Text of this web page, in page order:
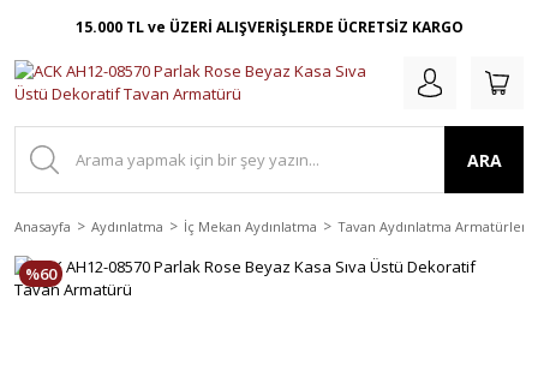
15.000 TL ve ÜZERİ ALIŞVERİŞLERDE ÜCRETSİZ KARGO
ARA
Anasayfa Aydınlatma İç Mekan Aydınlatma Tavan Aydınlatma Armatürleri
%60